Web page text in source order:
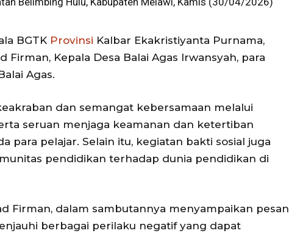
BGTK Provinsi Kalbar Ekakristiyanta Purnama,
Firman, Kepala Desa Balai Agas Irwansyah, para
Agas.
dan semangat kebersamaan melalui
seruan menjaga keamanan dan ketertiban
para pelajar. Selain itu, kegiatan bakti sosial juga
pendidikan terhadap dunia pendidikan di
Firman, dalam sambutannya menyampaikan pesan
berbagai perilaku negatif yang dapat